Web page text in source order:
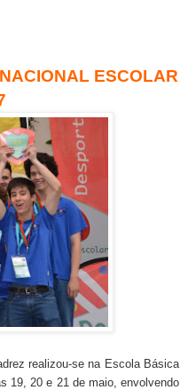
ESCOLAR
realizou-se na Escola Básica
19, 20 e 21 de maio, envolvendo